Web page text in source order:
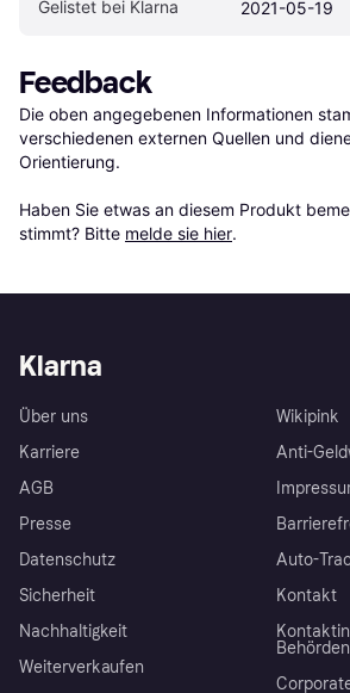
Gelistet bei Klarna 2021-05-19
Feedback
Die oben angegebenen Informationen
verschiedenen externen Quellen und
Orientierung.
Haben Sie etwas an diesem Produkt
stimmt? Bitte melde sie hier.
Klarna
Über uns
Karriere
AGB
Presse
Datenschutz
Sicherheit
Nachhaltigkeit
Weiterverkaufen
Wikipink
Anti-
Auto-
Kontakt
Behörden